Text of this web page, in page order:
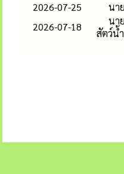
2026-07-25
นา
2026-07-18
นา
สัตว์น้ำ